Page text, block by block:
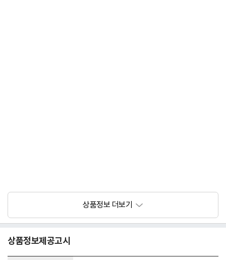
상품정보제공고시